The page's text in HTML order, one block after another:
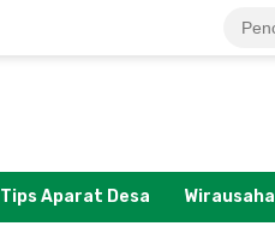
Tips Aparat Desa Wirausaha